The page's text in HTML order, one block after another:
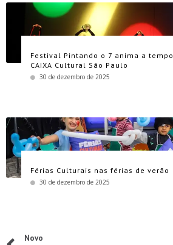
Festival Pintando o 7 anima a
CAIXA Cultural São Paulo
30 de dezembro de 2025
Férias Culturais nas férias de verão
30 de dezembro de 2025
Novo